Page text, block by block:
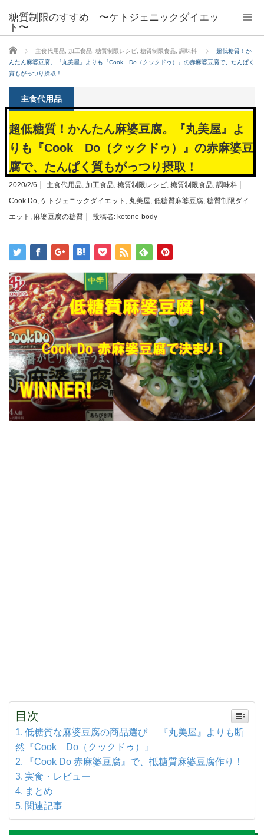
糖質制限のすすめ 〜ケトジェニックダイエッ
ト〜
ホーム 主食代用品 加工食品 糖質制限レシピ 糖質制限食品 調味料
超低糖質！か
んたん麻婆豆腐。『丸美屋』よりも『Cook Do（クックドゥ）』の赤麻婆豆腐で、たんぱく
質もがっつり摂取！
主食代用品
超低糖質！かんたん麻婆豆腐。『丸美屋』よ
りも『Cook Do（クックドゥ）』の赤麻婆豆
腐で、たんぱく質もがっつり摂取！
2020/2/6 主食代用品, 加工食品, 糖質制限レシピ, 糖質制限食品, 調味料
Cook Do, ケトジェニックダイエット , 丸美屋, 低糖質麻婆豆腐, 糖質制限ダイ
エット , 麻婆豆腐の糖質 投稿者: ketone-body
目次
低糖質な麻婆豆腐の商品選び 『丸美屋』よりも断
然『Cook Do（クックドゥ）』
『Cook Do 赤麻婆豆腐』で、抵糖質麻婆豆腐作り！
実食・レビュー
まとめ
関連記事